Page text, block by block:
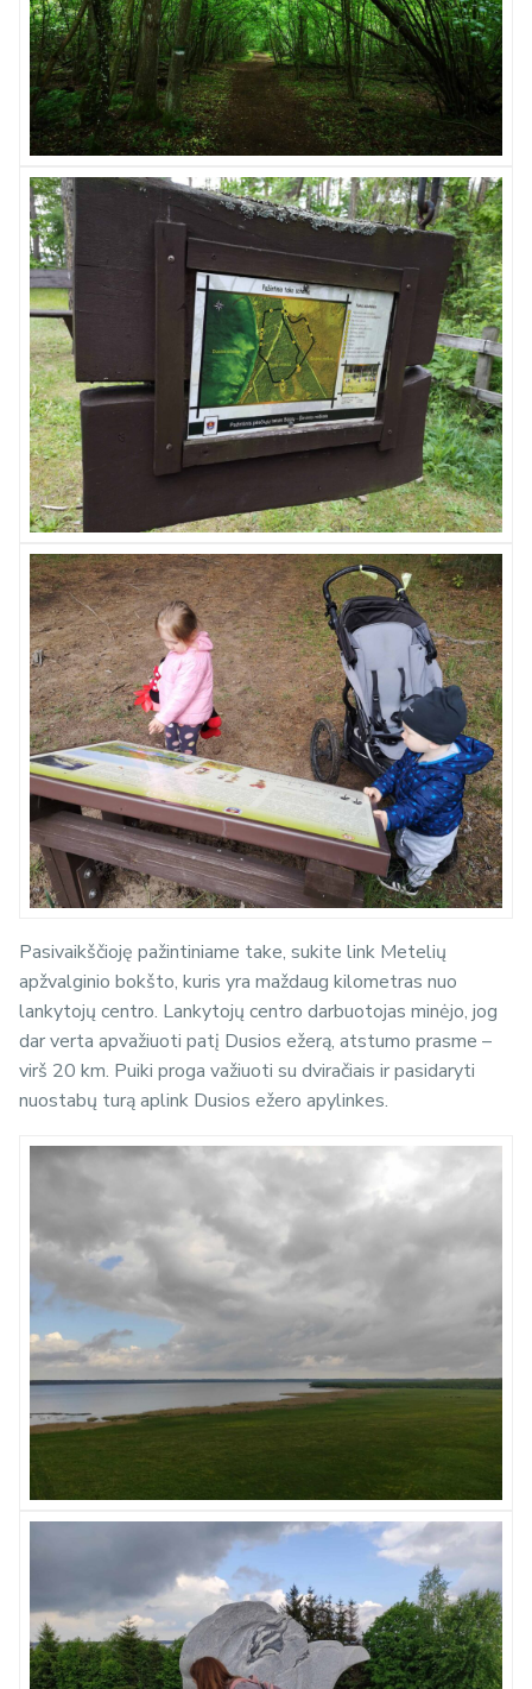
Pasivaikščioję pažintiniame take, sukite link Metelių
apžvalginio bokšto, kuris yra maždaug kilometras nuo
lankytojų centro. Lankytojų centro darbuotojas minėjo, jog
dar verta apvažiuoti patį Dusios ežerą, atstumo prasme –
virš 20 km. Puiki proga važiuoti su dviračiais ir pasidaryti
nuostabų turą aplink Dusios ežero apylinkes.